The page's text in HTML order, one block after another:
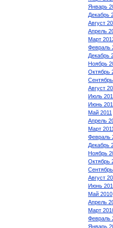
Январь
Декабрь
Август
Апрель
Март
Февраль
Декабрь
Ноябрь
Октябрь
Сентябрь
Август
Июль
Июнь
Май 2011
Апрель
Март 2011
Февраль
Декабрь
Ноябрь
Октябрь
Август
Июнь
Май 2010
Апрель
Март
Февраль
Январь